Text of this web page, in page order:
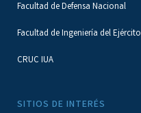
Facultad de Defensa Nacional
Facultad de Ingeniería del Ejército
CRUC IUA
SITIOS DE INTERÉS